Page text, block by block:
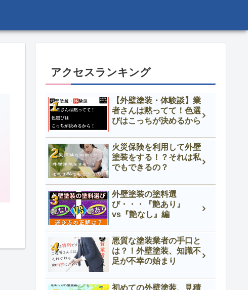
アクセスランキング
【外壁塗装・体験談】業
者さんは黙ってて！色選
びはこっちが決めるから
火災保険を利用して外壁
塗装をする！？それは私
でもできるの？
外壁塗装の塗料選
び・・・『艶あり』
vs『艶なし』編
悪質な塗装業者の手口と
は？！外壁塗装、知識不
足が不幸の始まり
初めての外壁塗装、見積